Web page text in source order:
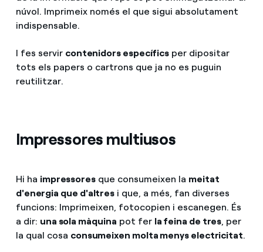
núvol. Imprimeix només el que sigui absolutament
indispensable.
I fes servir contenidors específics per dipositar
tots els papers o cartrons que ja no es puguin
reutilitzar.
Impressores multiusos
Hi ha impressores que consumeixen la meitat
d'energia que d'altres i que, a més, fan diverses
funcions: Imprimeixen, fotocopien i escanegen. És
a dir: una sola màquina pot fer la feina de tres , per
la qual cosa consumeixen molta menys electricitat.